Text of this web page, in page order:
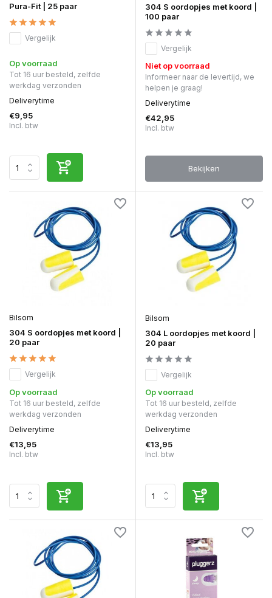
Pura-Fit | 25 paar
Vergelijk
Op voorraad
Tot 16 uur besteld, zelfde
werkdag verzonden
Deliverytime
€9,95
Incl. btw
304 S oordopjes met koord |
100 paar
Vergelijk
Niet op voorraad
Informeer naar de levertijd, we
helpen je graag!
Deliverytime
€42,95
Incl. btw
Bekijken
Bilsom
304 S oordopjes met koord |
20 paar
Vergelijk
Op voorraad
Tot 16 uur besteld, zelfde
werkdag verzonden
Deliverytime
€13,95
Incl. btw
Bilsom
304 L oordopjes met koord |
20 paar
Vergelijk
Op voorraad
Tot 16 uur besteld, zelfde
werkdag verzonden
Deliverytime
€13,95
Incl. btw